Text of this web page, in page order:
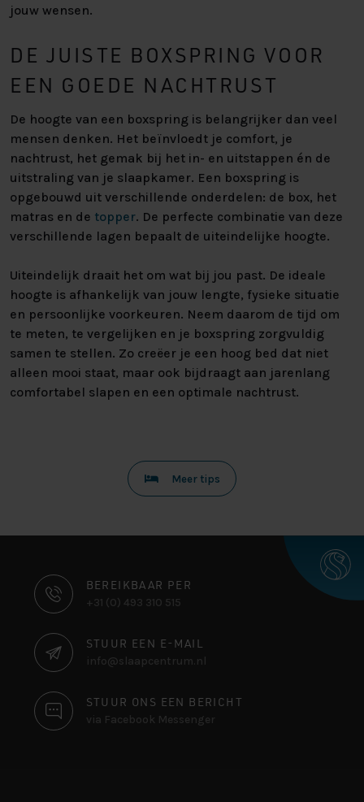
jouw wensen.
DE JUISTE BOXSPRING VOOR
EEN GOEDE NACHTRUST
De hoogte van een boxspring is belangrijker dan veel
mensen denken. Het beïnvloedt je comfort, je
nachtrust, het gemak bij het in- en uitstappen én de
uitstraling van je slaapkamer. Een boxspring is
opgebouwd uit verschillende onderdelen: de box, het
matras en de topper. De perfecte combinatie van deze
verschillende lagen bepaalt de uiteindelijke hoogte.
Uiteindelijk draait het om wat bij jou past. De ideale
hoogte is afhankelijk van jouw lengte, fysieke situatie
en persoonlijke voorkeuren. Neem daarom de tijd om
te meten, te vergelijken en je boxspring zorgvuldig
samen te stellen. Zo creëer je een hoog bed dat niet
alleen mooi staat, maar ook bijdraagt aan jarenlang
comfortabel slapen en een optimale nachtrust.
Meer tips
CONTACT
INFORMATIE
BEREIKBAAR PER
+31 (0) 493 310 515
STUUR EEN E-MAIL
info@slaapcentrum.nl
STUUR ONS EEN BERICHT
via Facebook Messenger